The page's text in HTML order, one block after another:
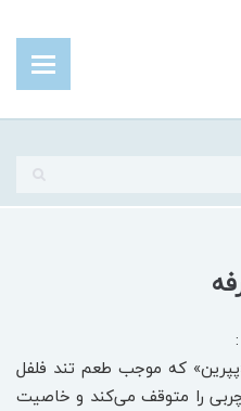
که موجب طعم تند فلفل
را متوقف می‌کند و خاصیت